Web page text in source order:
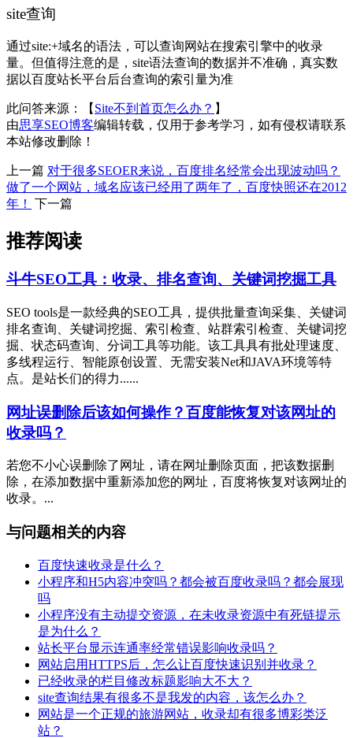
site查询
通过site:+域名的语法，可以查询网站在搜索引擎中的收录
量。但值得注意的是，site语法查询的数据并不准确，真实数
据以百度站长平台后台查询的索引量为准
此问答来源：【 Site不到首页怎么办？ 】
由思享SEO博客编辑转载，仅用于参考学习，如有侵权请联系
本站修改删除！
上一篇 对于很多SEOER来说，百度排名经常会出现波动吗？
做了一个网站，域名应该已经用了两年了，百度快照还在2012
年！
下一篇
推荐阅读
斗牛SEO工具：收录、排名查询、关键词挖掘工具
SEO tools是一款经典的SEO工具，提供批量查询采集、关键词
排名查询、关键词挖掘、索引检查、站群索引检查、关键词挖
掘、状态码查询、分词工具等功能。该工具具有批处理速度、
多线程运行、智能原创设置、无需安装Net和JAVA环境等特
点。是站长们的得力......
网址误删除后该如何操作？百度能恢复对该网址的
收录吗？
若您不小心误删除了网址，请在网址删除页面，把该数据删
除，在添加数据中重新添加您的网址，百度将恢复对该网址的
收录。...
与问题相关的内容
百度快速收录是什么？
小程序和H5内容冲突吗？都会被百度收录吗？都会展现
吗
小程序没有主动提交资源，在未收录资源中有死链提示
是为什么？
站长平台显示连通率经常错误影响收录吗？
网站启用HTTPS后，怎么让百度快速识别并收录？
已经收录的栏目修改标题影响大不大？
site查询结果有很多不是我发的内容，该怎么办？
网站是一个正规的旅游网站，收录却有很多博彩类泛
站？